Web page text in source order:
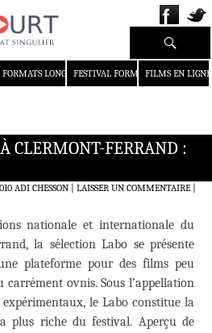
FORMATS LONGS FESTIVAL FORMAT COURT
FILMS EN LIGNE
Recherche
CLERMONT-FERRAND :
ADI CHESSON LAISSER UN COMMENTAIRE|
nationale et internationale du
la sélection Labo se présente
plateforme pour des films peu
carrément ovnis. Sous l’appellation
le Labo constitue la
plus riche du festival. Aperçu de